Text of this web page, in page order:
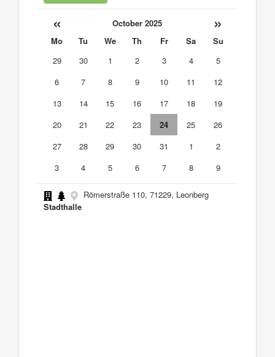
« October 2025 »
Mo Tu We Th Fr Sa
Su
29
30 1 2 3 4
5
6
7 8 9 10 11
12
13
14 15 16 17 18
19
20
21 22 23 24 25
26
27
28 29 30 31 1
2
3
4 5 6 7 8 9
Römerstraße 110, 71229, Leonberg
Stadthalle